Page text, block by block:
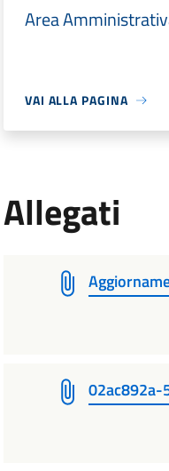
Area
VAI ALLA PAGINA
Allegati